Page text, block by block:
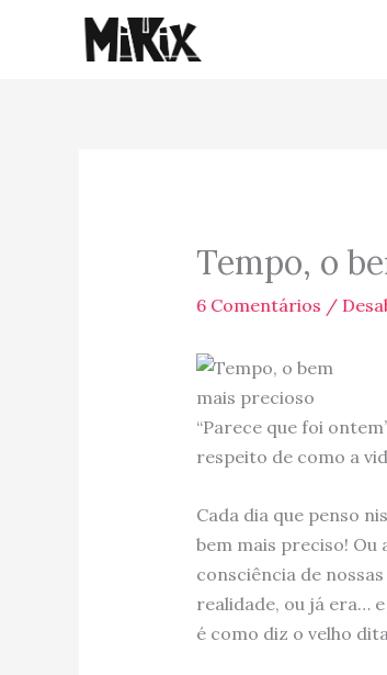
Tempo, o
6 Comentários /
“Parece que foi
respeito de como a
Cada dia que penso
bem mais preciso! Ou
consciência de
realidade, ou já era…
é como diz o velho